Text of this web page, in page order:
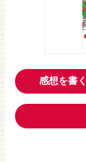
感想を書く